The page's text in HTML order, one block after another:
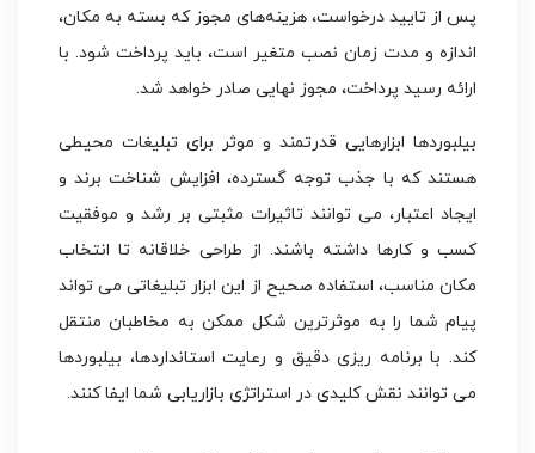
پس از تایید درخواست، هزینه‌های مجوز که بسته به مکان،
اندازه و مدت زمان نصب متغیر است، باید پرداخت شود. با
ارائه رسید پرداخت، مجوز نهایی صادر خواهد شد.
بیلبوردها ابزارهایی قدرتمند و موثر برای تبلیغات محیطی
هستند که با جذب توجه گسترده، افزایش شناخت برند و
ایجاد اعتبار، می‌ توانند تاثیرات مثبتی بر رشد و موفقیت
کسب‌ و کارها داشته باشند. از طراحی خلاقانه تا انتخاب
مکان مناسب، استفاده صحیح از این ابزار تبلیغاتی می‌ تواند
پیام شما را به موثرترین شکل ممکن به مخاطبان منتقل
کند. با برنامه‌ ریزی دقیق و رعایت استانداردها، بیلبوردها
می‌ توانند نقش کلیدی در استراتژی بازاریابی شما ایفا کنند.